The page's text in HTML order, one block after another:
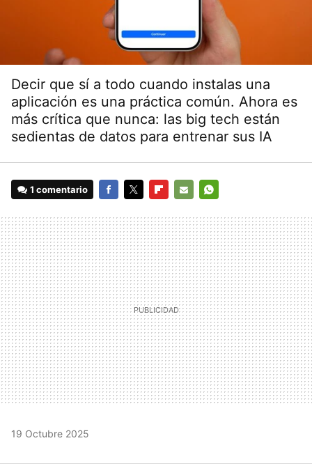
Decir que sí a todo cuando instalas una
aplicación es una práctica común. Ahora es
más crítica que nunca: las big tech están
sedientas de datos para entrenar sus IA
1 comentario
MAIL
19 Octubre 2025